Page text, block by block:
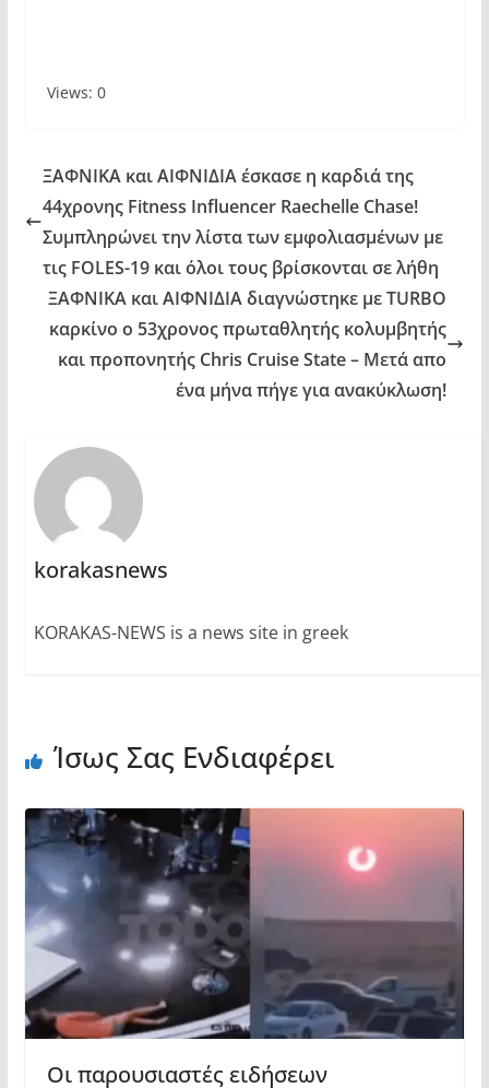
Views: 0
ΞΑΦΝΙΚΑ και ΑΙΦΝΙΔΙΑ έσκασε η καρδιά της
44χρονης Fitness Influencer Raechelle Chase!
Συμπληρώνει την λίστα των εμφολιασμένων με
τις FOLES-19 και όλοι τους βρίσκονται σε λήθη
ΞΑΦΝΙΚΑ και ΑΙΦΝΙΔΙΑ διαγνώστηκε με TURBO
καρκίνο ο 53χρονος πρωταθλητής κολυμβητής
και προπονητής Chris Cruise State – Μετά απο
ένα μήνα πήγε για ανακύκλωση!
korakasnews
KORAKAS-NEWS is a news site in greek
Ίσως Σας Ενδιαφέρει
Οι παρουσιαστές ειδήσεων